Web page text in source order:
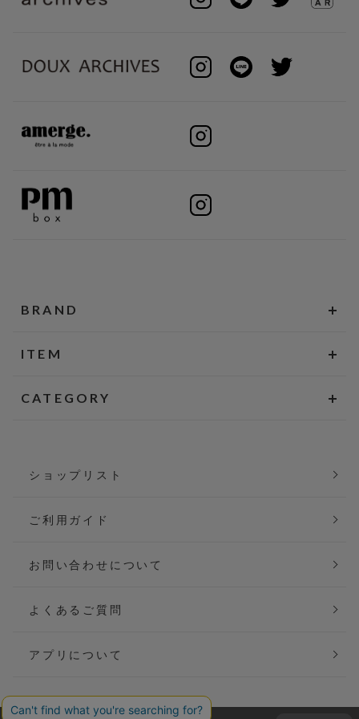
BRAND
ITEM
CATEGORY
ショップリスト
ご利用ガイド
お問い合わせについて
よくあるご質問
アプリについて